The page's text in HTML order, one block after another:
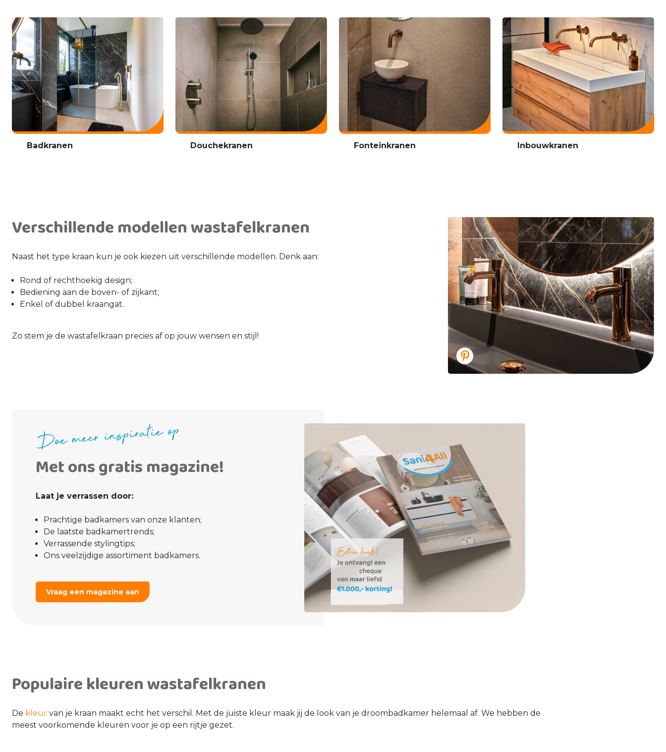
Badkranen Douchekranen Fonteinkranen Inbouwkranen
Verschillende modellen wastafelkranen
Naast het type kraan kun je ook kiezen uit verschillende modellen. Denk aan:
Rond of rechthoekig design;
Bediening aan de boven- of zijkant;
Enkel of dubbel kraangat.
Zo stem je de wastafelkraan precies af op jouw wensen en stijl!
Doe meer inspiratie op
Met ons gratis magazine!
Laat je verrassen door:
Prachtige badkamers van onze klanten;
De laatste badkamertrends;
Verrassende stylingtips;
Ons veelzijdige assortiment badkamers.
Vraag een magazine aan
Populaire kleuren wastafelkranen
De kleur van je kraan maakt echt het verschil. Met de juiste kleur maak jij de look van je droombadkamer helemaal af. We hebben de
meest voorkomende kleuren voor je op een rijtje gezet.